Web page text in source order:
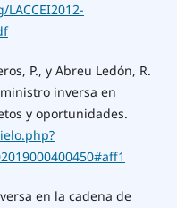
P., y Abreu Ledón, R.
inversa en
y oportunidades.
en la cadena de